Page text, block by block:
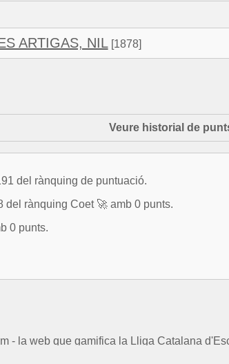
ARTIGAS, NIL[1878]
Veure historial de
del rànquing de puntuació.
rànquing Coet 🚀 amb 0 punts.
0 punts.
- la web que gamifica la Lliga Catalana